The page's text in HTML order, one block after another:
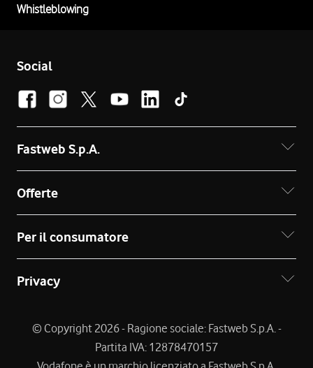
Whistleblowing
Social
Fastweb S.p.A.
Offerte
Per il consumatore
Privacy
© Copyright 2026 - Ragione sociale: Fastweb S.p.A. -
Partita IVA: 12878470157